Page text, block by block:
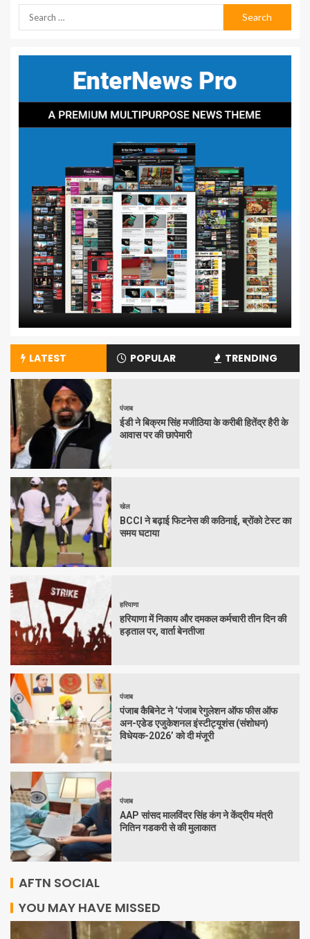
LATEST POPULAR TRENDING
पंजाब
ईडी ने बिक्रम सिंह मजीठिया के करीबी हितेंद्र हैरी के
आवास पर की छापेमारी
खेल
BCCI ने बढ़ाई फिटनेस की कठिनाई, ब्रोंको टेस्ट का
समय घटाया
हरियाणा
हरियाणा में निकाय और दमकल कर्मचारी तीन दिन की
हड़ताल पर, वार्ता बेनतीजा
पंजाब
पंजाब कैबिनेट ने ‘पंजाब रेगुलेशन ऑफ फीस ऑफ
अन-एडेड एजुकेशनल इंस्टीट्यूशंस (संशोधन)
विधेयक-2026’ को दी मंजूरी
पंजाब
AAP सांसद मालविंदर सिंह कंग ने केंद्रीय मंत्री
नितिन गडकरी से की मुलाकात
AFTN SOCIAL
YOU MAY HAVE MISSED